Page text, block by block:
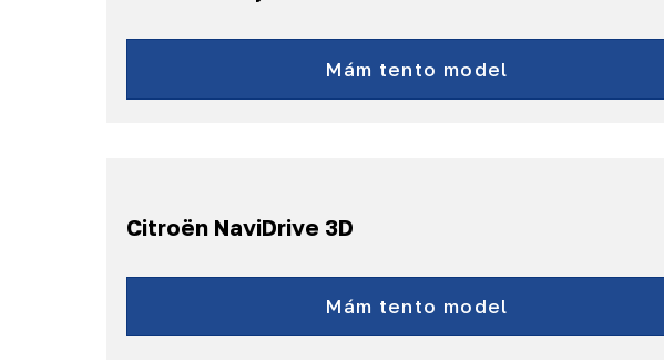
C4 Picasso
C4 SpaceTourer
a další...
Mám tento model
Citroën NaviDrive 3D
C5
a další...
Mám tento model